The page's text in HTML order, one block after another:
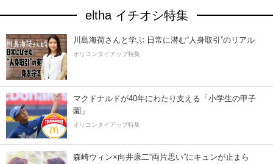
eltha イチオシ特集
川島海荷さんと学ぶ 日常に潜む“人身取引”のリアル
オリコンタイアップ特集
マクドナルドが40年にわたり支える「小学生の甲子
園」
オリコンタイアップ特集
森崎ウィン×向井康二“両片思い”にキュンが止まら